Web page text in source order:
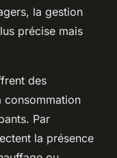
la gestion
précise mais
des
consommation
Par
la présence